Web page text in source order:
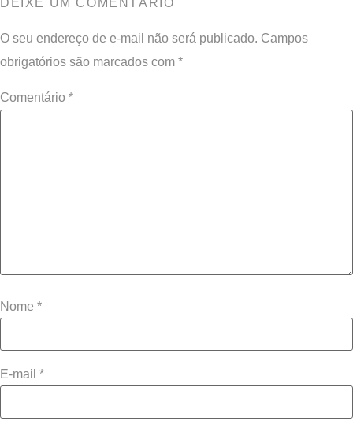
DEIXE UM COMENTÁRIO
O seu endereço de e-mail não será publicado. Campos
obrigatórios são marcados com *
Comentário *
Nome *
E-mail *